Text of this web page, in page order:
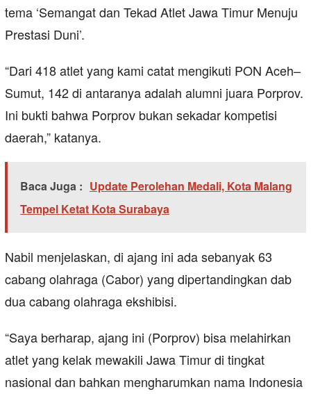
tema ‘Semangat dan Tekad Atlet Jawa Timur Menuju
Prestasi Duni’.
“Dari 418 atlet yang kami catat mengikuti PON Aceh–
Sumut, 142 di antaranya adalah alumni juara Porprov.
Ini bukti bahwa Porprov bukan sekadar kompetisi
daerah,” katanya.
Baca Juga : Update Perolehan Medali, Kota Malang
Tempel Ketat Kota Surabaya
Nabil menjelaskan, di ajang ini ada sebanyak 63
cabang olahraga (Cabor) yang dipertandingkan dab
dua cabang olahraga ekshibisi.
“Saya berharap, ajang ini (Porprov) bisa melahirkan
atlet yang kelak mewakili Jawa Timur di tingkat
nasional dan bahkan mengharumkan nama Indonesia